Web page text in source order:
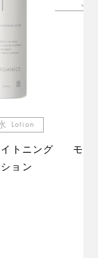
Lotion
トニング
ョン
モア